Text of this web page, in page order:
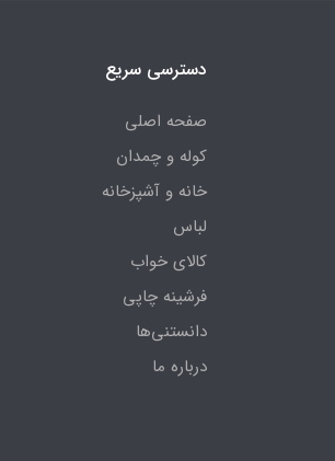
دسترسی سریع
صفحه اصلی
کوله و چمدان
خانه و آشپزخانه
لباس
کالای خواب
فرشینه چاپی
دانستنی‌ها
درباره ما